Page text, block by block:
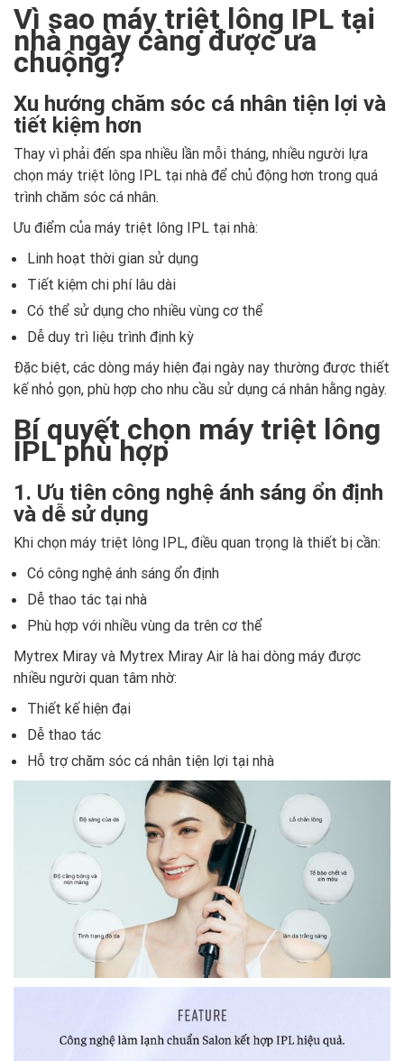
Vì sao máy triệt lông IPL tại
nhà ngày càng được ưa
chuộng?
Xu hướng chăm sóc cá nhân tiện lợi và
tiết kiệm hơn
Thay vì phải đến spa nhiều lần mỗi tháng, nhiều người lựa
chọn máy triệt lông IPL tại nhà để chủ động hơn trong quá
trình chăm sóc cá nhân.
Ưu điểm của máy triệt lông IPL tại nhà:
Linh hoạt thời gian sử dụng
Tiết kiệm chi phí lâu dài
Có thể sử dụng cho nhiều vùng cơ thể
Dễ duy trì liệu trình định kỳ
Đặc biệt, các dòng máy hiện đại ngày nay thường được thiết
kế nhỏ gọn, phù hợp cho nhu cầu sử dụng cá nhân hằng ngày.
Bí quyết chọn máy triệt lông
IPL phù hợp
1. Ưu tiên công nghệ ánh sáng ổn định
và dễ sử dụng
Khi chọn máy triệt lông IPL, điều quan trọng là thiết bị cần:
Có công nghệ ánh sáng ổn định
Dễ thao tác tại nhà
Phù hợp với nhiều vùng da trên cơ thể
Mytrex Miray và Mytrex Miray Air là hai dòng máy được
nhiều người quan tâm nhờ:
Thiết kế hiện đại
Dễ thao tác
Hỗ trợ chăm sóc cá nhân tiện lợi tại nhà